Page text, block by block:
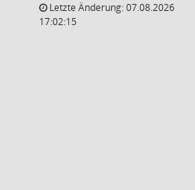
Letzte Änderung: 07.08.2026
17:02:15